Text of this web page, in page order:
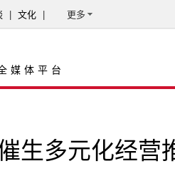
文化 更多
媒体平台
生多元化经营